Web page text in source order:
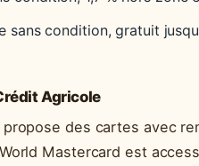
sans condition, gratuit
Agricole
des cartes avec
Mastercard est